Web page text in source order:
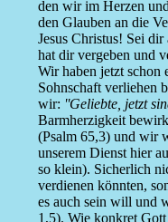
den wir im Herzen
den Glauben an die
Jesus Christus! Sei
hat dir vergeben und
Wir haben jetzt schon
Sohnschaft verliehen
wir: ''Geliebte, jetzt
Barmherzigkeit
(Psalm 65,3) und wir
unserem Dienst hier
so klein). Sicherlich
verdienen könnten,
es auch sein will und
1,5). Wie konkret